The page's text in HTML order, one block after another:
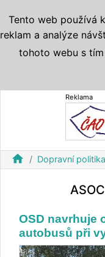
Reklama
home Dopravní politika
OSD navrhuje
autobusů při
Tento web používá
reklam a analýze
tohoto webu s tím